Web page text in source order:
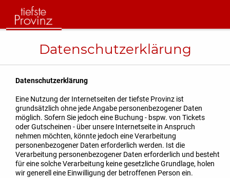
Datenschutzerklärung
Datenschutzerklärung
Eine Nutzung der Internetseiten der tiefste Provinz ist
grundsätzlich ohne jede Angabe personenbezogener Daten
möglich. Sofern Sie jedoch eine Buchung - bspw. von Tickets
oder Gutscheinen - über unsere Internetseite in Anspruch
nehmen möchten, könnte jedoch eine Verarbeitung
personenbezogener Daten erforderlich werden. Ist die
Verarbeitung personenbezogener Daten erforderlich und besteht
für eine solche Verarbeitung keine gesetzliche Grundlage, holen
wir generell eine Einwilligung der betroffenen Person ein.